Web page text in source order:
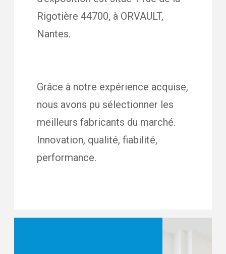
Rigotière 44700, à ORVAULT,
Nantes.
Grâce à notre expérience acquise,
nous avons pu sélectionner les
meilleurs fabricants du marché.
Innovation, qualité, fiabilité,
performance.